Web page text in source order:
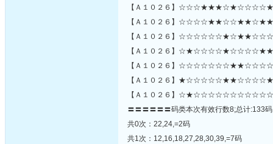
【Ａ１０２６】
【Ａ１０２６】
【Ａ１０２６】
【Ａ１０２６】
【Ａ１０２６】
【Ａ１０２６】
【Ａ１０２６】
〓〓〓〓〓〓码类本次有效行数8;总计:133
共0次：22,24,=2码
共1次：12,16,18,27,28,30,39,=7码